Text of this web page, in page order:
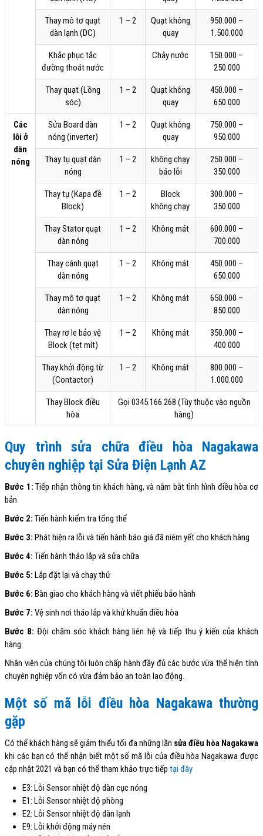
Thay mô tơ quạt
dàn lạnh (DC)
1 – 2
Quạt không
quay
950.000 –
1.500.000
Khắc phục tắc
đường thoát nước
Chảy nước
150.000 –
250.000
Thay quạt (Lồng
sóc)
1 – 2
Quạt không
quay
450.000 –
650.000
Các
lỗi ở
dàn
nóng
Sửa Board dàn
nóng (inverter)
1 – 2
Quạt không
quay
750.000 –
950.000
Thay tụ quạt dàn
nóng
1 – 2
không chạy
báo lỗi
250.000 –
350.000
Thay tụ (Kapa đề
Block)
1 – 2
Block
không chạy
300.000 –
350.000
Thay Stator quạt
dàn nóng
1 – 2 Không mát
600.000 –
700.000
Thay cánh quạt
dàn nóng
1 – 2 Không mát
450.000 –
650.000
Thay mô tơ quạt
dàn nóng
1 – 2 Không mát
650.000 –
850.000
Thay rơ le bảo vệ
Block (tẹt mít)
1 – 2 Không mát
350.000 –
400.000
Thay khởi động từ
(Contactor)
1 – 2 Không mát
800.000 –
1.000.000
Thay Block điều
hòa
Gọi 0345.166.268 (Tùy thuộc vào nguồn
hàng)
Quy trình sửa chữa điều hòa Nagakawa
chuyên nghiệp tại Sửa Điện Lạnh AZ
Bước 1: Tiếp nhận thông tin khách hàng, và nắm bắt tình hình điều hòa cơ
bản
Bước 2: Tiến hành kiểm tra tổng thể
Bước 3: Phát hiện ra lỗi và tiến hành báo giá đã niêm yết cho khách hàng
Bước 4: Tiến hành tháo lắp và sửa chữa
Bước 5: Lắp đặt lại và chạy thử
Bước 6: Bàn giao cho khách hàng và viết phiếu bảo hành
Bước 7: Vệ sinh nơi tháo lắp và khử khuẩn điều hòa
Bước 8: Đội chăm sóc khách hàng liên hệ và tiếp thu ý kiến của khách
hàng.
Nhân viên của chúng tôi luôn chấp hành đầy đủ các bước vừa thể hiện tính
chuyên nghiệp vốn có vừa đảm bảo an toàn lao động.
Một số mã lỗi điều hòa Nagakawa thường
gặp
Có thể khách hàng sẽ giảm thiểu tối đa những lần sửa điều hòa Nagakawa
khi các bạn có thể nhận biết một số mã lỗi của điều hòa Nagakawa được
cập nhật 2021 và bạn có thể tham khảo trực tiếp tại đây
E3: Lỗi Sensor nhiệt độ dàn cục nóng
E1: Lỗi Sensor nhiệt độ phòng
E2: Lỗi Sensor nhiệt độ dàn lạnh
E9: Lỗi khởi động máy nén